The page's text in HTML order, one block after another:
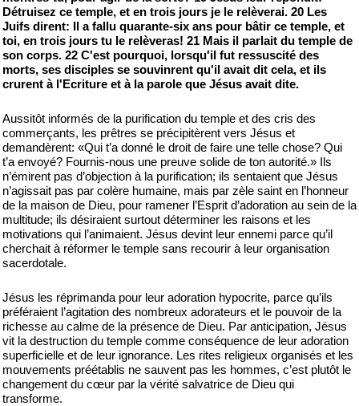
Détruisez ce temple, et en trois jours je le relèverai. 20 Les
Juifs dirent: Il a fallu quarante-six ans pour bâtir ce temple, et
toi, en trois jours tu le relèveras! 21 Mais il parlait du temple de
son corps. 22 C'est pourquoi, lorsqu'il fut ressuscité des
morts, ses disciples se souvinrent qu'il avait dit cela, et ils
crurent à l'Ecriture et à la parole que Jésus avait dite.
Aussitôt informés de la purification du temple et des cris des
commerçants, les prêtres se précipitèrent vers Jésus et
demandèrent: «Qui t’a donné le droit de faire une telle chose? Qui
t’a envoyé? Fournis-nous une preuve solide de ton autorité.» Ils
n’émirent pas d’objection à la purification; ils sentaient que Jésus
n’agissait pas par colère humaine, mais par zèle saint en l’honneur
de la maison de Dieu, pour ramener l’Esprit d’adoration au sein de la
multitude; ils désiraient surtout déterminer les raisons et les
motivations qui l’animaient. Jésus devint leur ennemi parce qu’il
cherchait à réformer le temple sans recourir à leur organisation
sacerdotale.
Jésus les réprimanda pour leur adoration hypocrite, parce qu’ils
préféraient l’agitation des nombreux adorateurs et le pouvoir de la
richesse au calme de la présence de Dieu. Par anticipation, Jésus
vit la destruction du temple comme conséquence de leur adoration
superficielle et de leur ignorance. Les rites religieux organisés et les
mouvements préétablis ne sauvent pas les hommes, c’est plutôt le
changement du cœur par la vérité salvatrice de Dieu qui
transforme.